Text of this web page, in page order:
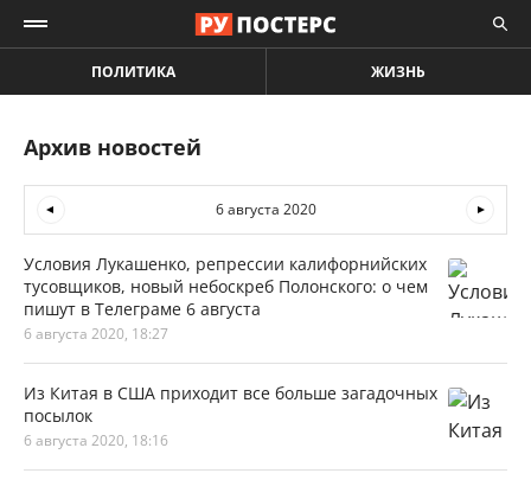
ПОЛИТИКА ЖИЗНЬ
Архив новостей
6 августа 2020
Условия Лукашенко, репрессии калифорнийских
тусовщиков, новый небоскреб Полонского: о чем
пишут в Телеграме 6 августа
6 августа 2020, 18:27
Из Китая в США приходит все больше загадочных
посылок
6 августа 2020, 18:16